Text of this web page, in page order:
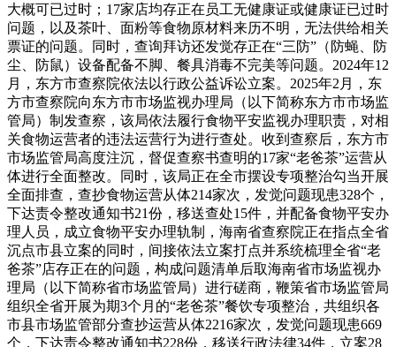
大概可已过时；17家店均存正在员工无健康证或健康证已过时
问题，以及茶叶、面粉等食物原材料来历不明，无法供给相关
票证的问题。同时，查询拜访还发觉存正在“三防”（防蝇、防
尘、防鼠）设备配备不脚、餐具消毒不完美等问题。2024年12
月，东方市查察院依法以行政公益诉讼立案。2025年2月，东
方市查察院向东方市市场监视办理局（以下简称东方市市场监
管局）制发查察，该局依法履行食物平安监视办理职责，对相
关食物运营者的违法运营行为进行查处。收到查察后，东方市
市场监管局高度注沉，督促查察书查明的17家“老爸茶”运营从
体进行全面整改。同时，该局正在全市摆设专项整治勾当开展
全面排查，查抄食物运营从体214家次，发觉问题现患328个，
下达责令整改通知书21份，移送查处15件，并配备食物平安办
理人员，成立食物平安办理轨制，海南省查察院正在指点全省
沉点市县立案的同时，间接依法立案打点并系统梳理全省“老
爸茶”店存正在的问题，构成问题清单后取海南省市场监视办
理局（以下简称省市场监管局）进行磋商，鞭策省市场监管局
组织全省开展为期3个月的“老爸茶”餐饮专项整治，共组织各
市县市场监管部分查抄运营从体2216家次，发觉问题现患669
个，下达责令整改通知书228份，移送行政法律34件，立案28